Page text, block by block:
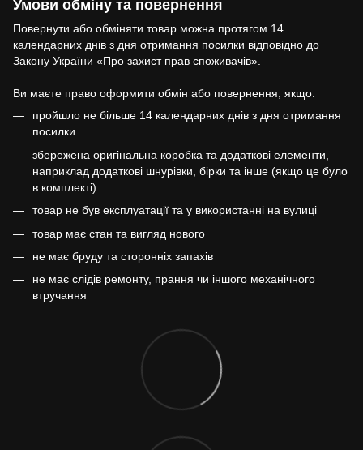
Умови обміну та повернення
Повернути або обміняти товар можна протягом 14
календарних днів з дня отримання посилки відповідно до
Закону України «Про захист прав споживачів».
Ви маєте право оформити обмін або повернення, якщо:
пройшло не більше 14 календарних днів з дня отримання
посилки
збережена оригінальна коробка та додаткові елементи,
наприклад додаткові шнурівки, бірки та інше (якщо це було
в комплекті)
товар не був експлуатації та у використанні на вулиці
товар має стан та вигляд нового
не має бруду та сторонніх запахів
не має слідів ремонту, прання чи іншого механічного
втручання